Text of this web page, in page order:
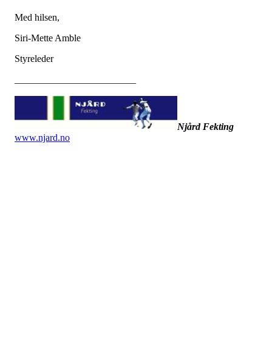
Med hilsen,
Siri-Mette Amble
Styreleder
Njård Fekting
www.njard.no